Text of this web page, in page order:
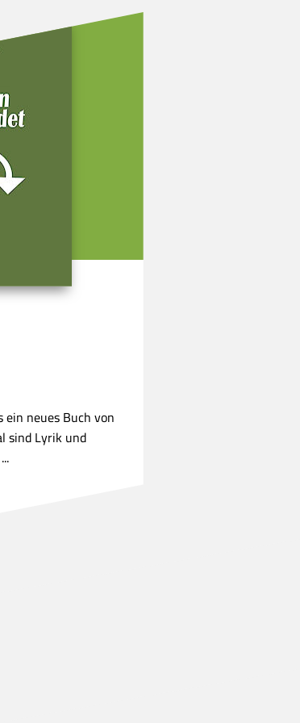
neues Buch von
sind Lyrik und